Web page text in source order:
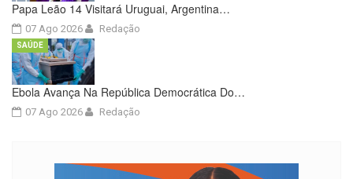
Papa Leão 14 Visitará Uruguai, Argentina…
07 Ago 2026 Redação
Ebola Avança Na República Democrática Do…
07 Ago 2026
SAÚDE
Redação